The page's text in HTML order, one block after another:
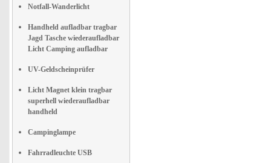
Notfall-Wanderlicht
Handheld aufladbar tragbar
Jagd Tasche wiederaufladbar
Licht Camping aufladbar
UV-Geldscheinprüfer
Licht Magnet klein tragbar
superhell wiederaufladbar
handheld
Campinglampe
Fahrradleuchte USB